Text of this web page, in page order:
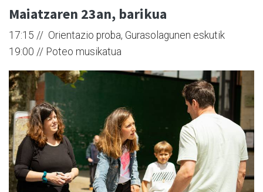
Maiatzaren 23an, barikua
17:15 // Orientazio proba, Gurasolagunen eskutik
19:00 // Poteo musikatua